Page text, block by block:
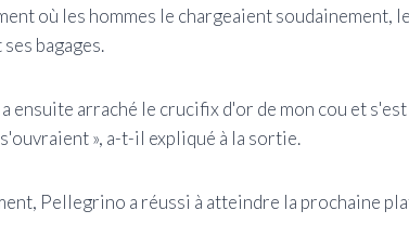
où les hommes le chargeaient soudainement,
bagages.
ensuite arraché le crucifix d'or de mon cou et
», a-t-il expliqué à la sortie.
Pellegrino a réussi à atteindre la prochaine